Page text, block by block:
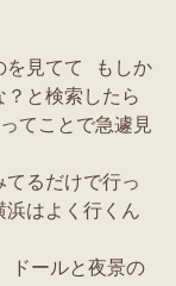
を見てて もしか
？と検索したら
てことで急遽見
るだけで行っ
浜はよく行くん
ドールと夜景の